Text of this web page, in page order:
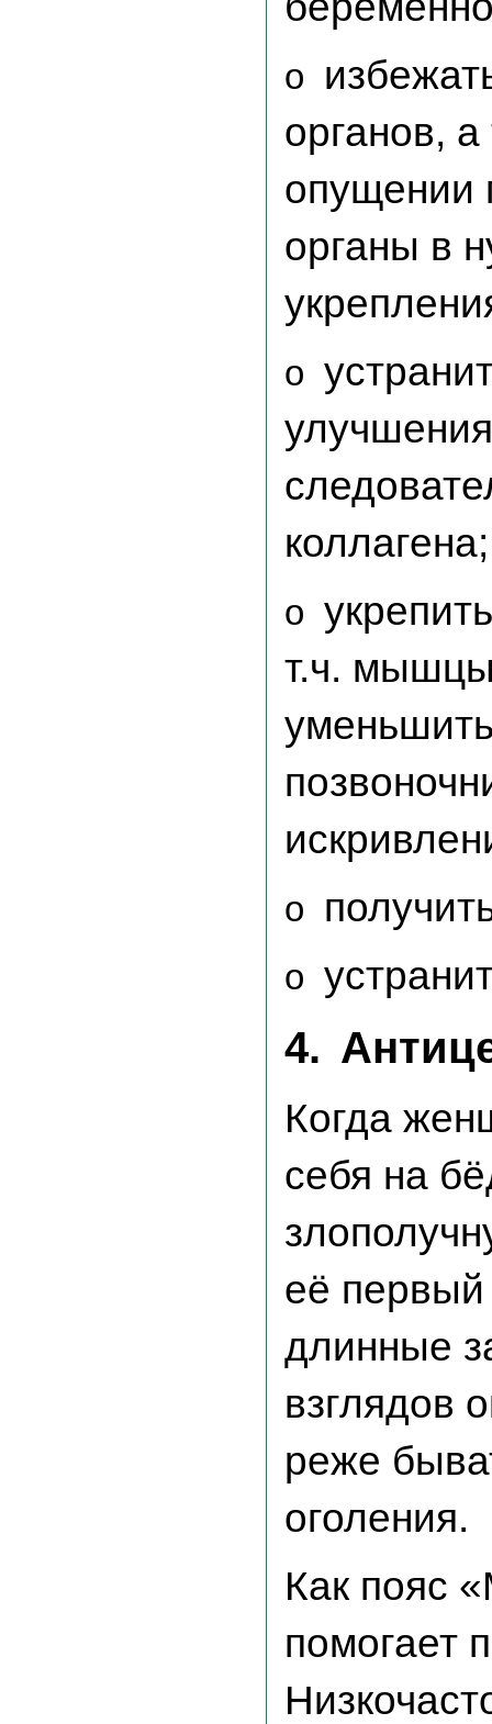
o
органов,
опущении
органы в
o
коллагена;
o
т.ч.
o
o
4.
Когда
себя на
её первый
длинные
взглядов
реже
оголения.
Как пояс
помогает